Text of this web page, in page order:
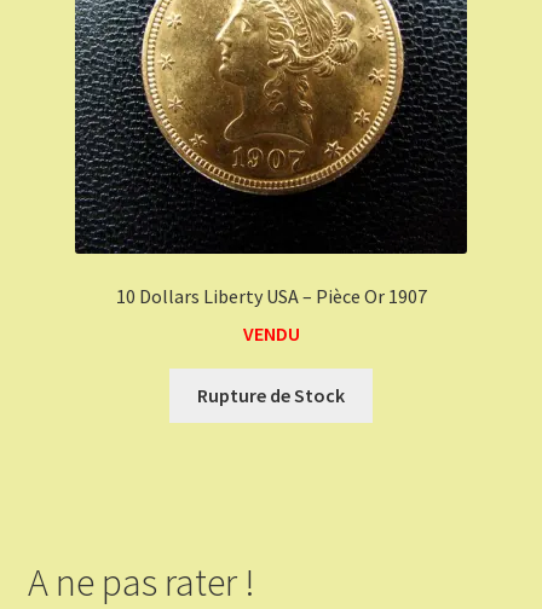
10 Dollars Liberty USA – Pièce Or 1907
VENDU
Rupture de Stock
A ne pas rater !